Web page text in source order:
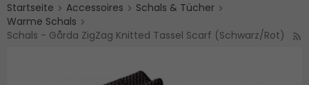
Startseite Accessoires
Schals & Tücher
Warme Schals
Schals - Gårda ZigZag Knitted Tassel Scarf (Schwarz/Rot)